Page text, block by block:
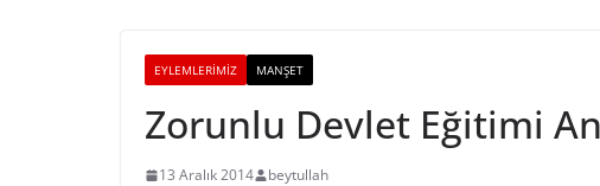
EYLEMLERIMIZ MANŞET
Zorunlu Devlet Eğitimi
13 Aralık 2014 beytullah